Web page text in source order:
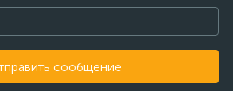
сообщение